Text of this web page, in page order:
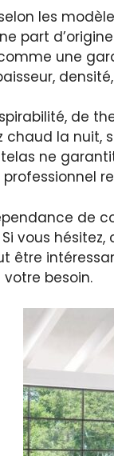
les
part
une
de
la nuit,
ne
professionnel
de
vous
être
besoin.